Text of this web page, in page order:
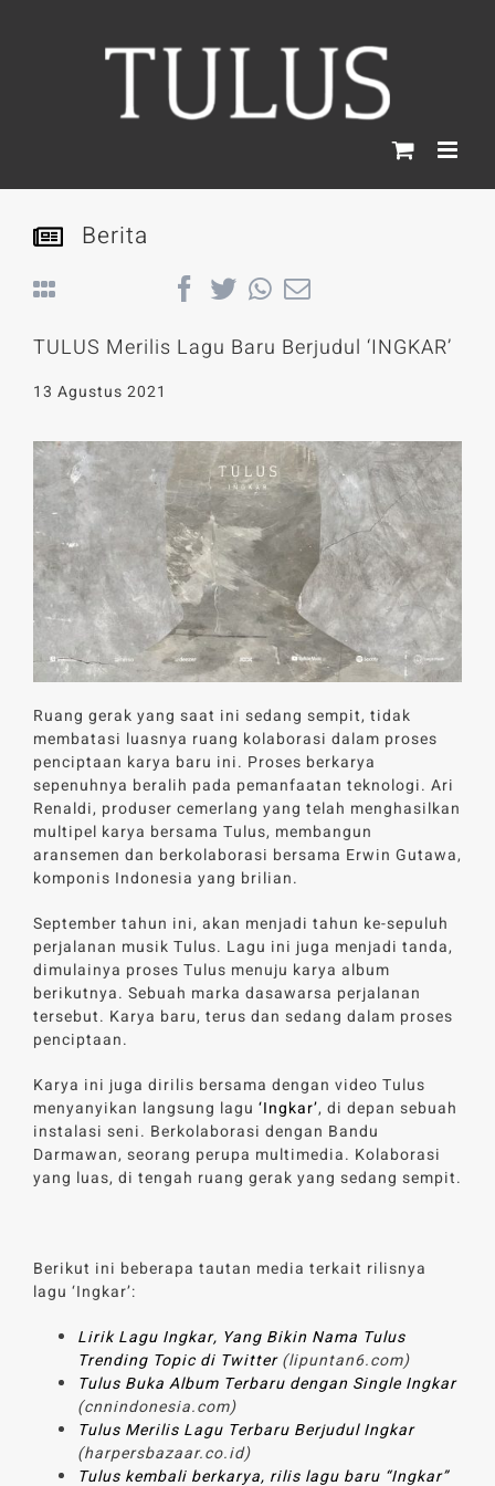
Berita
TULUS Merilis Lagu Baru Berjudul ‘INGKAR’
13 Agustus 2021
Ruang gerak yang saat ini sedang sempit, tidak
membatasi luasnya ruang kolaborasi dalam proses
penciptaan karya baru ini. Proses berkarya
sepenuhnya beralih pada pemanfaatan teknologi. Ari
Renaldi, produser cemerlang yang telah menghasilkan
multipel karya bersama Tulus, membangun
aransemen dan berkolaborasi bersama Erwin Gutawa,
komponis Indonesia yang brilian.
September tahun ini, akan menjadi tahun ke-sepuluh
perjalanan musik Tulus. Lagu ini juga menjadi tanda,
dimulainya proses Tulus menuju karya album
berikutnya. Sebuah marka dasawarsa perjalanan
tersebut. Karya baru, terus dan sedang dalam proses
penciptaan.
Karya ini juga dirilis bersama dengan video Tulus
menyanyikan langsung lagu ‘Ingkar’, di depan sebuah
instalasi seni. Berkolaborasi dengan Bandu
Darmawan, seorang perupa multimedia. Kolaborasi
yang luas, di tengah ruang gerak yang sedang sempit.
Berikut ini beberapa tautan media terkait rilisnya
lagu ‘Ingkar’:
Lirik Lagu Ingkar, Yang Bikin Nama Tulus
Trending Topic di Twitter(lipuntan6.com)
Tulus Buka Album Terbaru dengan Single Ingkar
(cnnindonesia.com)
Tulus Merilis Lagu Terbaru Berjudul Ingkar
(harpersbazaar.co.id)
Tulus kembali berkarya, rilis lagu baru “Ingkar”